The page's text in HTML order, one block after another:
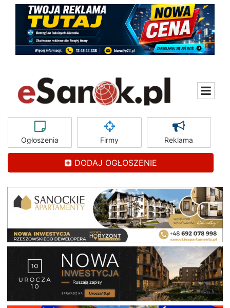
Ogłoszenia Firmy Reklama
DODAJ OGŁOSZENIE